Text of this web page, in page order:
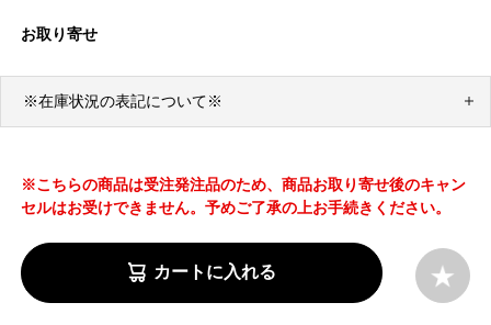
お取り寄せ
※在庫状況の表記について※
※こちらの商品は受注発注品のため、商品お取り寄せ後のキャン
セルはお受けできません。予めご了承の上お手続きください。
カートに入れる